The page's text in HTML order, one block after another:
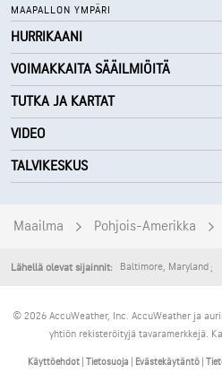
MAAPALLON YMPÄRI
HURRIKAANI
VOIMAKKAITA SÄÄILMIÖITÄ
TUTKA JA KARTAT
VIDEO
TALVIKESKUS
Maailma Pohjois-Amerikka
Lähellä olevat sijainnit: Baltimore, Maryland
© 2026 AccuWeather, Inc. AccuWeather ja
yhtiön rekisteröityjä tavaramerkkejä.
Käyttöehdot Tietosuoja Evästekäytäntö